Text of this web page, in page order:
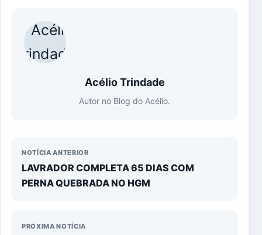
Acélio Trindade
Autor no Blog do Acélio.
NOTÍCIA ANTERIOR
LAVRADOR COMPLETA 65 DIAS COM
PERNA QUEBRADA NO HGM
PRÓXIMA NOTÍCIA